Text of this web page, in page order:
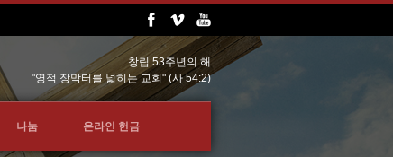
창립 53주년의 해
"영적 장막터를 넓히는 교회" (사 54:2)
나눔 온라인 헌금